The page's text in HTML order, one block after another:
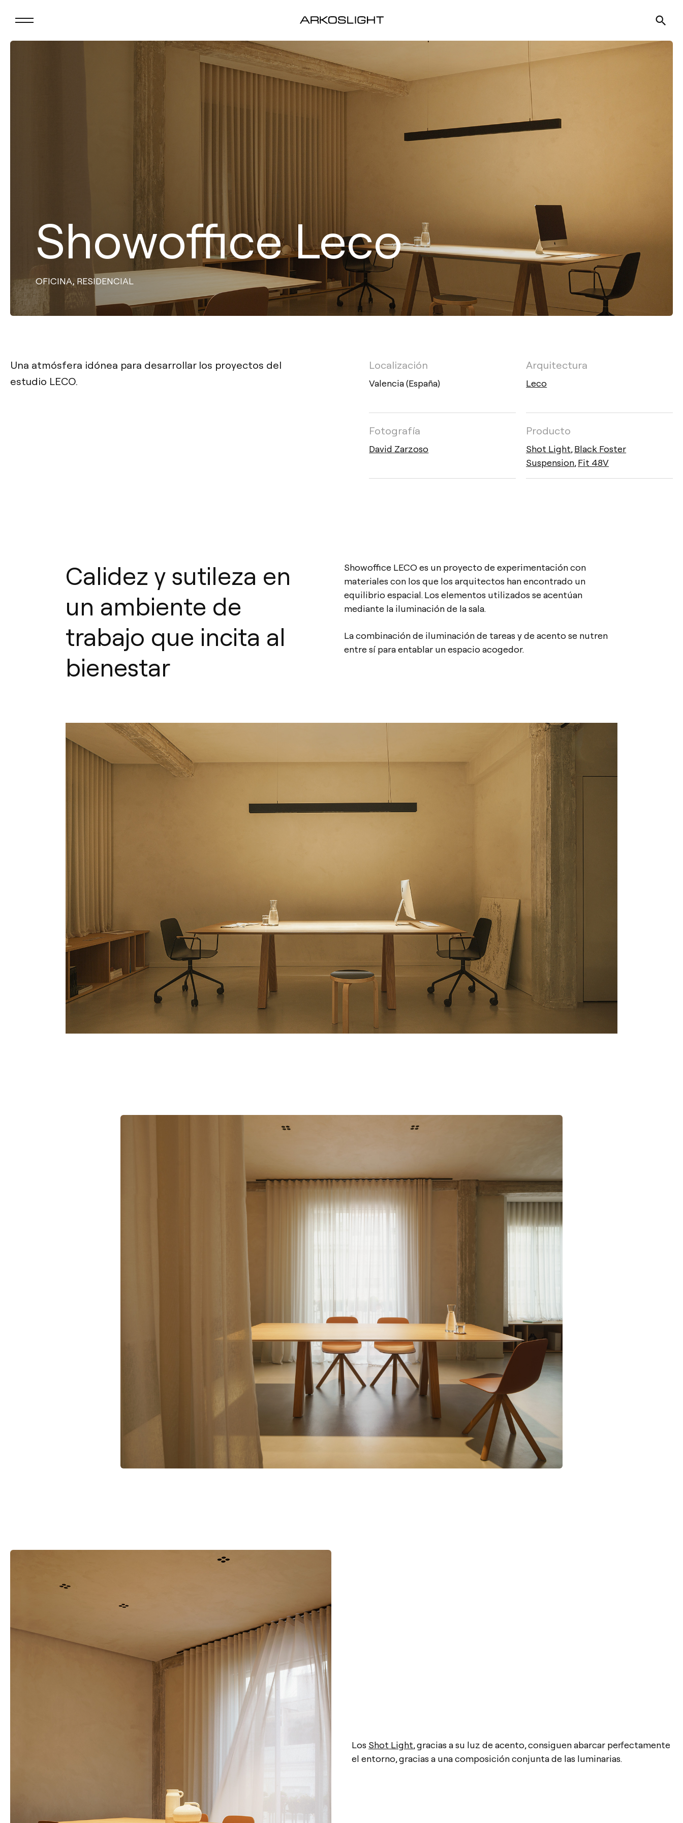
Showoffice Leco
OFICINA,RESIDENCIAL
Una atmósfera idónea para desarrollar los proyectos del
estudio LECO.
Localización
Valencia (España)
Arquitectura
Leco
Fotografía
David Zarzoso
Producto
Shot Light,Black Foster
Suspension,Fit 48V
Calidez y sutileza en
un ambiente de
trabajo que incita al
bienestar
Showoffice LECO es un proyecto de experimentación con
materiales con los que los arquitectos han encontrado un
equilibrio espacial. Los elementos utilizados se acentúan
mediante la iluminación de la sala.
La combinación de iluminación de tareas y de acento se nutren
entre sí para entablar un espacio acogedor.
Los Shot Light , gracias a su luz de acento, consiguen abarcar perfectamente
el entorno, gracias a una composición conjunta de las luminarias.